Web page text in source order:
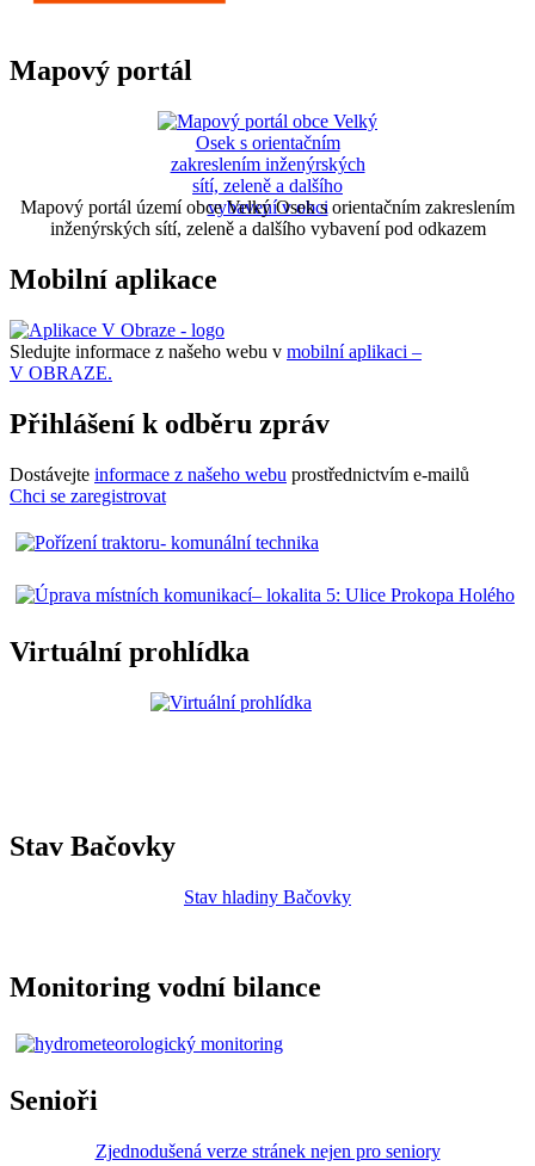
Mapový portál
Mapový portál území obce Velký Osek s orientačním zakreslením
inženýrských sítí, zeleně a dalšího vybavení pod odkazem
Mobilní aplikace
Sledujte informace z našeho webu v mobilní aplikaci –
V OBRAZE.
Přihlášení k odběru zpráv
Dostávejte informace z našeho webu prostřednictvím e-mailů
Chci se zaregistrovat
Virtuální prohlídka
Stav Bačovky
Stav hladiny Bačovky
Monitoring vodní bilance
Senioři
Zjednodušená verze stránek nejen pro seniory